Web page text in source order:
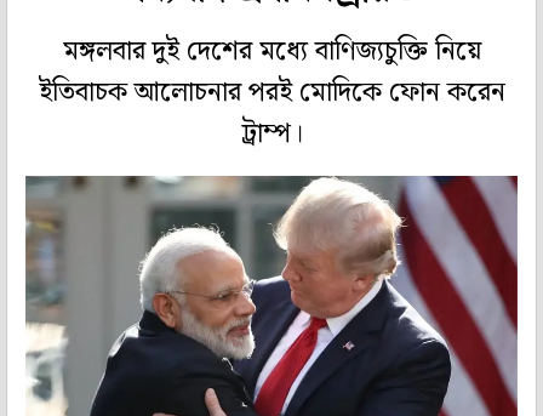
মঙ্গলবার দুই দেশের মধ্যে বাণিজ্যচুক্তি নিয়ে
ইতিবাচক আলোচনার পরই মোদিকে ফোন করেন
ট্রাম্প।